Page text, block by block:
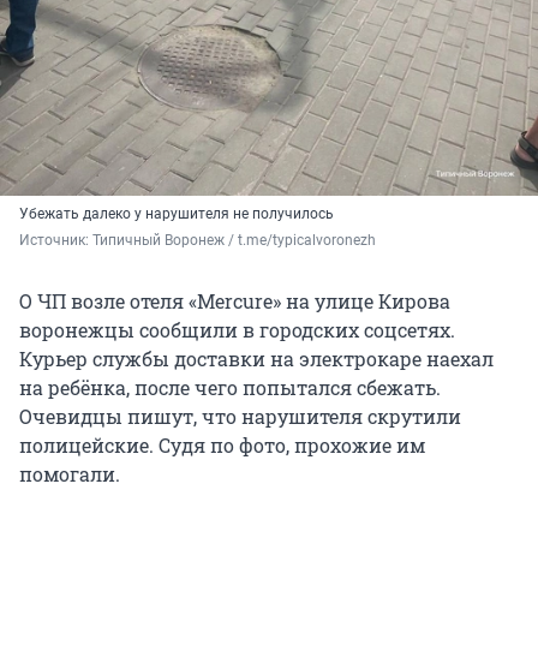
Убежать далеко у нарушителя не получилось
Источник: Типичный Воронеж / t.me/typicalvoronezh
О ЧП возле отеля «Mercure» на улице Кирова
воронежцы сообщили в городских соцсетях.
Курьер службы доставки на электрокаре наехал
на ребёнка, после чего попытался сбежать.
Очевидцы пишут, что нарушителя скрутили
полицейские. Судя по фото, прохожие им
помогали.